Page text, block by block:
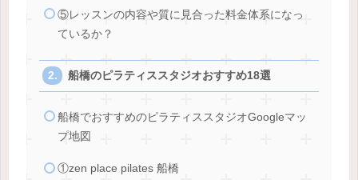
⑤レッスンの内容や質に見合った料金体系になっ
ているか？
船橋のピラティススタジオおすすめ18選
船橋でおすすめのピラティススタジオGoogleマッ
プ地図
①zen place pilates 船橋